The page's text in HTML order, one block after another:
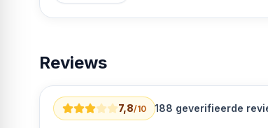
Reviews
7,8/10 188 geverifieerde